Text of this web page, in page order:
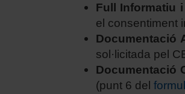
Full Informatiu
el consentiment
Documentació
sol·licitada pel
Documentació
(punt 6 del